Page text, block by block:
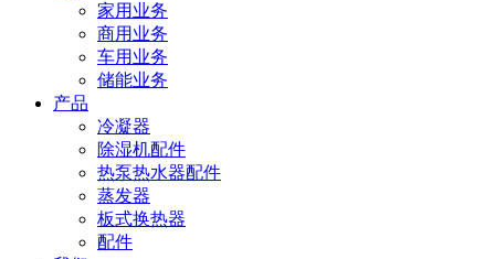
家用业务
商用业务
车用业务
储能业务
产品
冷凝器
除湿机配件
热泵热水器配件
蒸发器
板式换热器
配件